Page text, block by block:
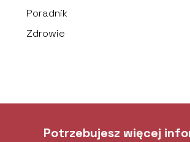
Poradnik
Zdrowie
Potrzebujesz więcej